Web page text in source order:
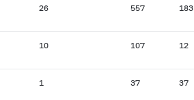
26 557 183
10 107 12
1 37 37